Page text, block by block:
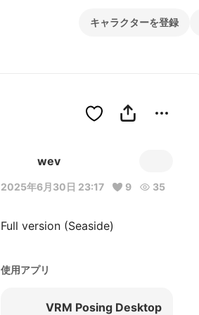
キャラクターを登録
wev
2025年6月30日 23:17 9 35
Full version (Seaside)
使用アプリ
VRM Posing Desktop